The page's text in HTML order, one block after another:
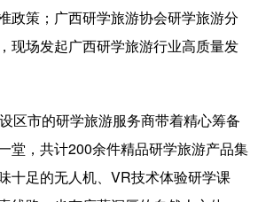
甘肃 青海 宁夏
Français عربى
政策；广西研学旅游协会研学旅游分
现场发起广西研学旅游行业高质量发
市的研学旅游服务商带着精心筹备
堂，共计200余件精品研学旅游产品集
十足的无人机、VR技术体验研学课